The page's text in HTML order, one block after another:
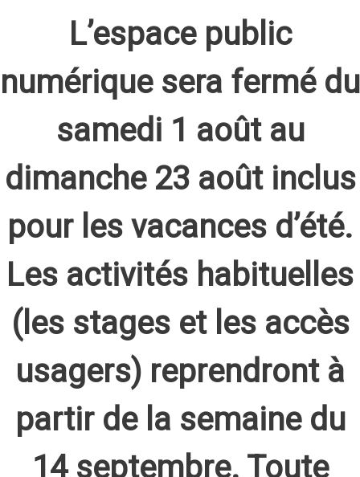
L’espace public
numérique sera fermé du
samedi 1 août au
dimanche 23 août inclus
pour les vacances d’été.
Les activités habituelles
(les stages et les accès
usagers) reprendront à
partir de la semaine du
14 septembre. Toute